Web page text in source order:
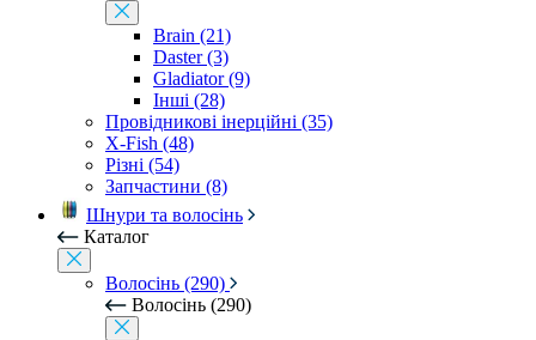
Brain (21)
Daster (3)
Gladiator (9)
Інші (28)
Провідникові інерційні (35)
X-Fish (48)
Різні (54)
Запчастини (8)
Шнури та волосінь
Каталог
Волосінь (290)
Волосінь (290)